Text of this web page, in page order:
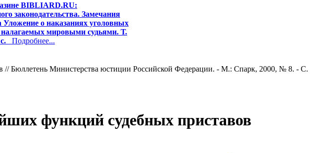
BIBLIARD.RU:
законодательства. Замечания
Уложение о наказаниях уголовных
налагаемых мировыми судьями. Т.
Подробнее...
Бюллетень Министерства юстиции Российской Федерации. - М.: Спарк, 2000, № 8. - С.
функций судебных приставов